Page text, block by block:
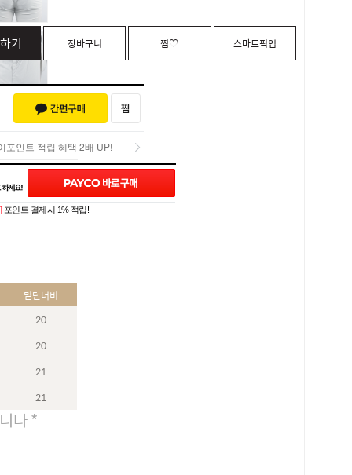
기 장바구니 찜♡ 스마트픽업
포인트 적립 혜택 2배 UP!
포인트 적립 혜택 2배 UP!
포인트 결제시 1% 적립!
(0)
밑단너비
20
20
21
21
다 *